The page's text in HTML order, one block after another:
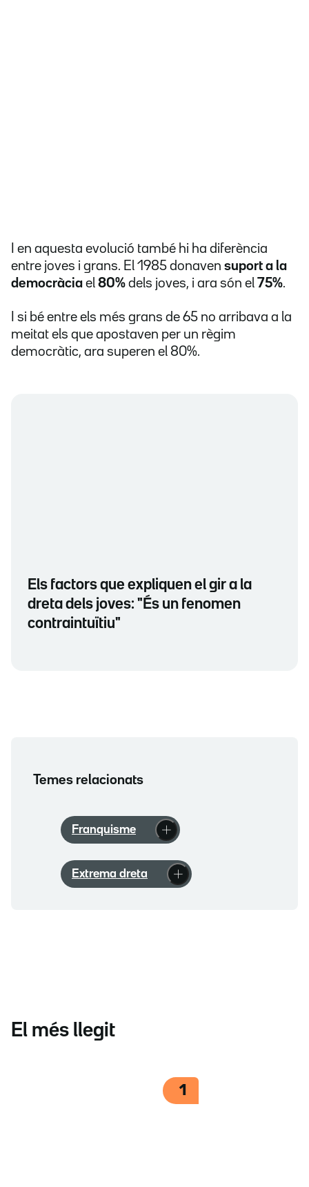
I en aquesta evolució també hi ha diferència
entre joves i grans. El 1985 donaven suport a la
democràcia el 80% dels joves, i ara són el 75%.
I si bé entre els més grans de 65 no arribava a la
meitat els que apostaven per un règim
democràtic, ara superen el 80%.
Els factors que expliquen el gir a la
dreta dels joves: "És un fenomen
contraintuïtiu"
Temes relacionats
Franquisme
Extrema dreta
El més llegit
1